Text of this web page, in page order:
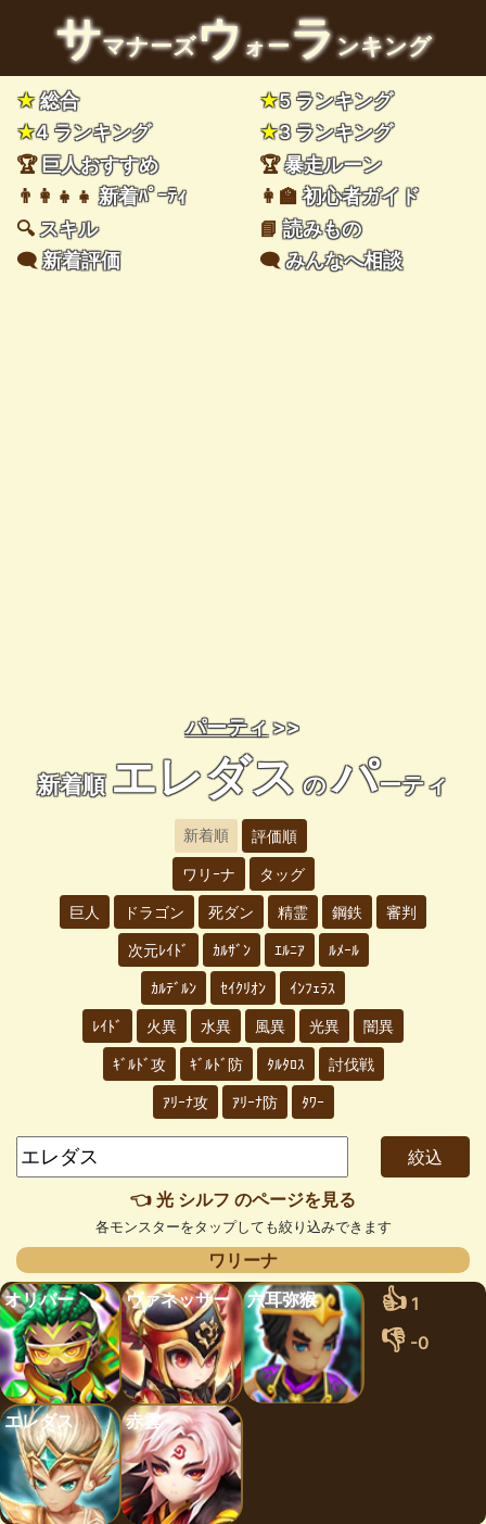
サマナーズウォーランキング
★総合 ★5 ランキング
★4 ランキング ★3 ランキング
🏆巨人おすすめ 🏆暴走ルーン
👨‍👩‍👧‍👧新着ﾊﾟｰﾃｨ 👩‍🏫初心者ガイド
🔍スキル 📘読みもの
🗨️新着評価 🗨️みんなへ相談
パーティ >>
新着順エレダス のパーティ
新着順 評価順
ワリｰナ タッグ
巨人 ドラゴン 死ダン 精霊 鋼鉄 審判
次元ﾚｲﾄﾞ ｶﾙｻﾞﾝ ｴﾙﾆｱ ﾙﾒｰﾙ
ｶﾙﾃﾞﾙﾝ ｾｲｸﾘｵﾝ ｲﾝﾌｪﾗｽ
ﾚｲﾄﾞ 火異 水異 風異 光異 闇異
ｷﾞﾙﾄﾞ攻 ｷﾞﾙﾄﾞ防 ﾀﾙﾀﾛｽ 討伐戦
ｱﾘｰﾅ攻 ｱﾘｰﾅ防 ﾀﾜｰ
👈 光 シルフ のページを見る
各モンスターをタップしても絞り込みできます
ワリーナ
オリバー
ヴァネッサー 六耳弥猴 👍 1
👎 -0
エレダス 赤雲